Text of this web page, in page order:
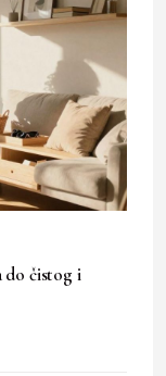
do čistog i